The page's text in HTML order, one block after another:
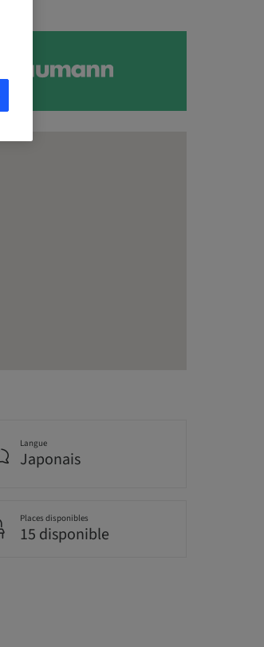
Langue
Japonais
Places disponibles
15 disponible